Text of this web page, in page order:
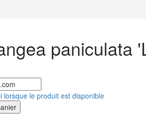
paniculata
lorsque le produit est disponible